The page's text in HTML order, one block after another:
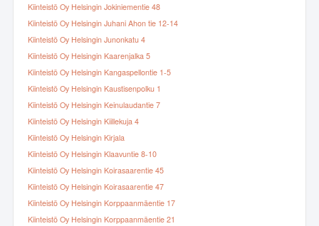
Kiinteistö Oy Helsingin Jokiniementie 48
Kiinteistö Oy Helsingin Juhani Ahon tie 12-14
Kiinteistö Oy Helsingin Junonkatu 4
Kiinteistö Oy Helsingin Kaarenjalka 5
Kiinteistö Oy Helsingin Kangaspellontie 1-5
Kiinteistö Oy Helsingin Kaustisenpolku 1
Kiinteistö Oy Helsingin Keinulaudantie 7
Kiinteistö Oy Helsingin Kiillekuja 4
Kiinteistö Oy Helsingin Kirjala
Kiinteistö Oy Helsingin Klaavuntie 8-10
Kiinteistö Oy Helsingin Koirasaarentie 45
Kiinteistö Oy Helsingin Koirasaarentie 47
Kiinteistö Oy Helsingin Korppaanmäentie 17
Kiinteistö Oy Helsingin Korppaanmäentie 21